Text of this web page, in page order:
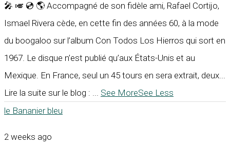
🎤 🎺 💿 🌎 Accompagné de son fidèle ami, Rafael Cortijo,
Ismael Rivera cède, en cette fin des années 60, à la mode
du boogaloo sur l’album Con Todos Los Hierros qui sort en
1967. Le disque n’est publié qu’aux États-Unis et au
Mexique. En France, seul un 45 tours en sera extrait, deux...
Lire la suite sur le blog : ... See MoreSee Less
le Bananier bleu
2 weeks ago